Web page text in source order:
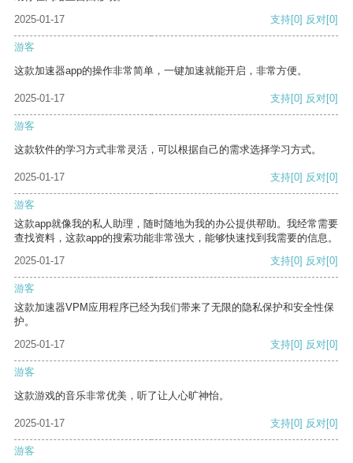
2025-01-17
支持[0] 反对[0]
游客
这款加速器app的操作非常简单，一键加速就能开启，非常方便。
2025-01-17 支持[0] 反对[0]
游客
这款软件的学习方式非常灵活，可以根据自己的需求选择学习方式。
2025-01-17 支持[0] 反对[0]
游客
这款app就像我的私人助理，随时随地为我的办公提供帮助。我经常需要
查找资料，这款app的搜索功能非常强大，能够快速找到我需要的信息。
2025-01-17
支持[0] 反对[0]
游客
这款加速器VPM应用程序已经为我们带来了无限的隐私保护和安全性保
护。
2025-01-17
支持[0] 反对[0]
游客
这款游戏的音乐非常优美，听了让人心旷神怡。
2025-01-17 支持[0] 反对[0]
游客